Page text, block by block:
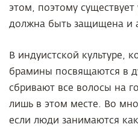
этом, поэтому
должна быть защищена и
В индуистской культуре,
брамины посвящаются в
сбривают все волосы на
лишь в этом месте. Во
если люди занимаются